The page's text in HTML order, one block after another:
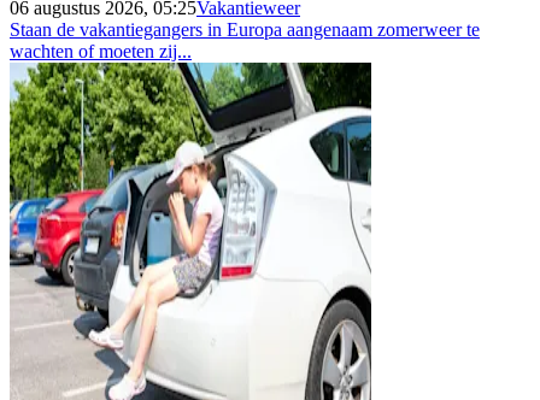
06 augustus 2026, 05:25Vakantieweer
Staan de vakantiegangers in Europa aangenaam zomerweer te
wachten of moeten zij...